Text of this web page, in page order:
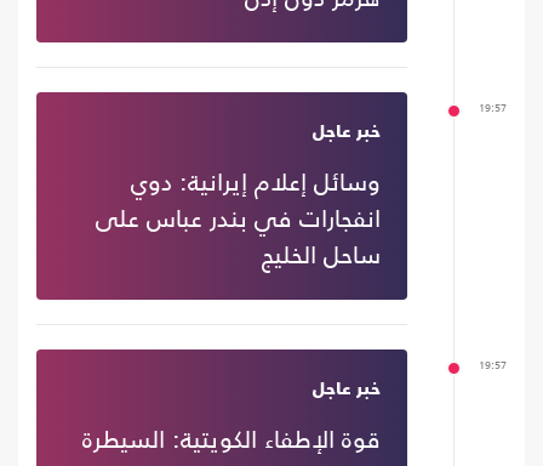
19:57
خبر عاجل
وسائل إعلام إيرانية: دوي
انفجارات في بندر عباس على
ساحل الخليج
19:57
خبر عاجل
قوة الإطفاء الكويتية: السيطرة